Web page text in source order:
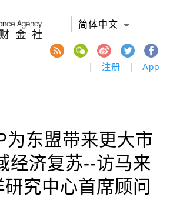
简体中文
注册 App
为东盟带来更大市
经济复苏--访马来
究中心首席顾问